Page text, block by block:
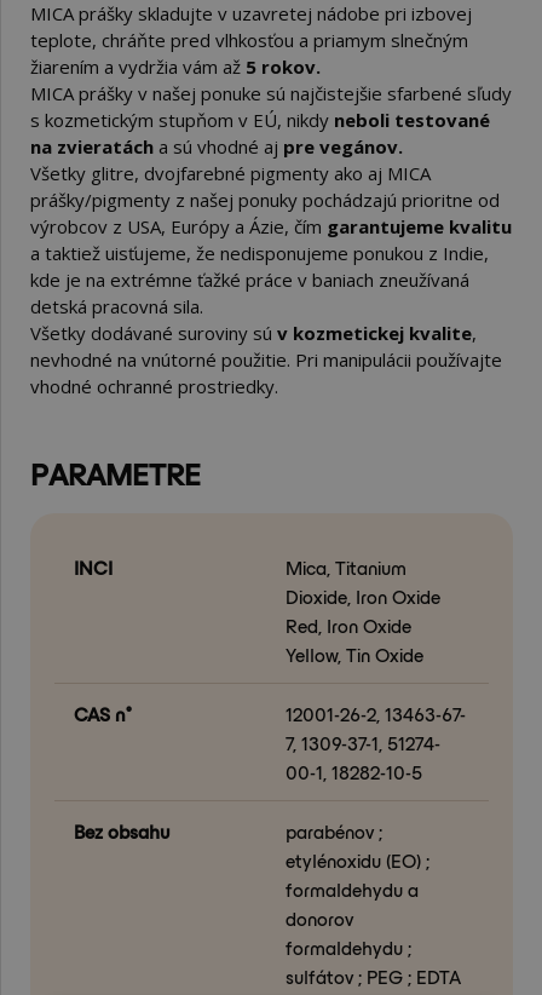
MICA prášky skladujte v uzavretej nádobe pri izbovej
teplote, chráňte pred vlhkosťou a priamym slnečným
žiarením a vydržia vám až 5 rokov.
MICA prášky v našej ponuke sú najčistejšie sfarbené sľudy
s kozmetickým stupňom v EÚ, nikdy neboli testované
na zvieratách a sú vhodné aj pre vegánov.
Všetky glitre, dvojfarebné pigmenty ako aj MICA
prášky/pigmenty z našej ponuky pochádzajú prioritne od
výrobcov z USA, Európy a Ázie, čím garantujeme kvalitu
a taktiež uisťujeme, že nedisponujeme ponukou z Indie,
kde je na extrémne ťažké práce v baniach zneužívaná
detská pracovná sila.
Všetky dodávané suroviny sú v kozmetickej kvalite,
nevhodné na vnútorné použitie. Pri manipulácii používajte
vhodné ochranné prostriedky.
PARAMETRE
INCI
Mica, Titanium
Dioxide, Iron Oxide
Red, Iron Oxide
Yellow, Tin Oxide
CAS n°
12001-26-2, 13463-67-
7, 1309-37-1, 51274-
00-1, 18282-10-5
Bez obsahu
parabénov ;
etylénoxidu (EO) ;
formaldehydu a
donorov
formaldehydu ;
sulfátov ; PEG ; EDTA